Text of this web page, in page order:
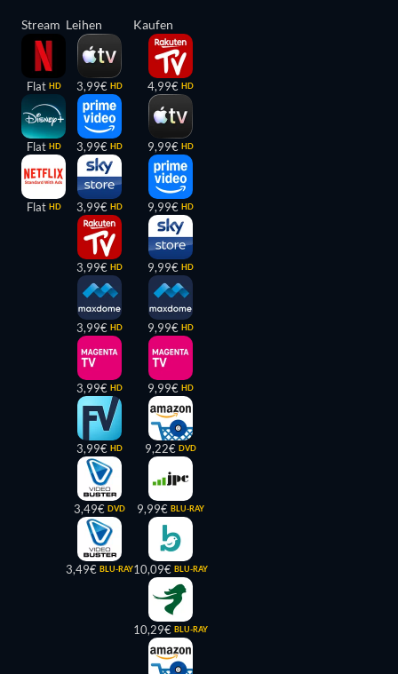
Stream
Flat HD
Flat HD
Flat HD
Leihen
3,99€ HD
3,99€ HD
3,99€ HD
3,99€ HD
3,99€ HD
3,99€ HD
3,99€ HD
3,49€ DVD
3,49€ BLU-RAY
Kaufen
4,99€ HD
9,99€ HD
9,99€ HD
9,99€ HD
9,99€ HD
9,99€ HD
9,22€ DVD
9,99€ BLU-RAY
10,09€ BLU-RAY
10,29€ BLU-RAY